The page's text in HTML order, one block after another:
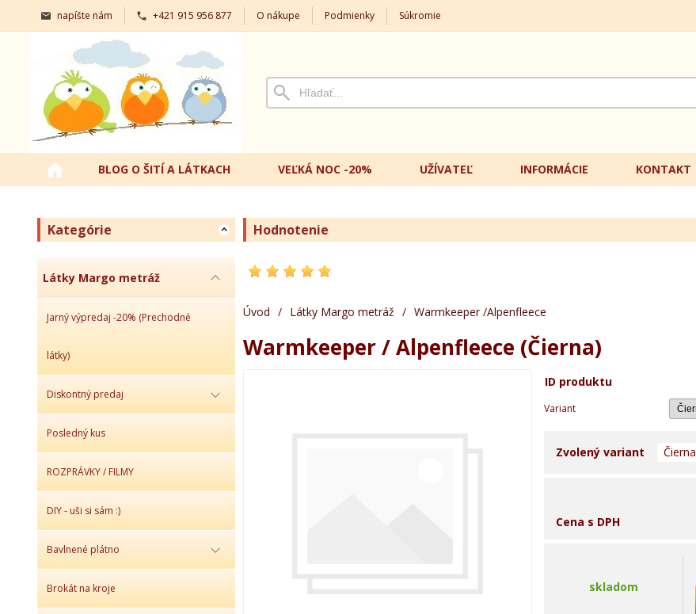
napíšte nám +421 915 956 877 O nákupe Podmienky Súkromie
BLOG O ŠITÍ A LÁTKACH VEĽKÁ NOC -20% UŽÍVATEĽ INFORMÁCIE KONTAKT
Kategórie
Látky Margo metráž
Jarný výpredaj -20% (Prechodné
látky)
Diskontný predaj
Posledný kus
ROZPRÁVKY / FILMY
DIY - uši si sám :)
Bavlnené plátno
Brokát na kroje
Hodnotenie
Úvod / Látky Margo metráž / Warmkeeper /Alpenfleece
Warmkeeper / Alpenfleece (Čierna)
ID produktu
Variant
Zvolený variant Čierna
Cena s DPH
skladom